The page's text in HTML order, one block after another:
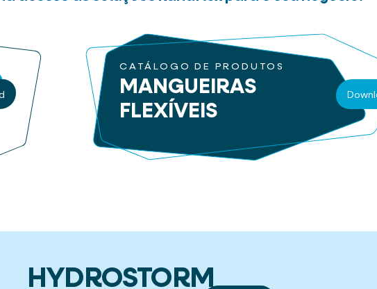
CATÁLOGO DE PRODUTOS
MANGUEIRAS
FLEXÍVEIS
HYDROSTORM